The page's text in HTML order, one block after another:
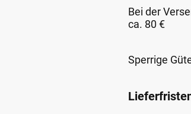
Bei der
ca. 80 €
Sperrige